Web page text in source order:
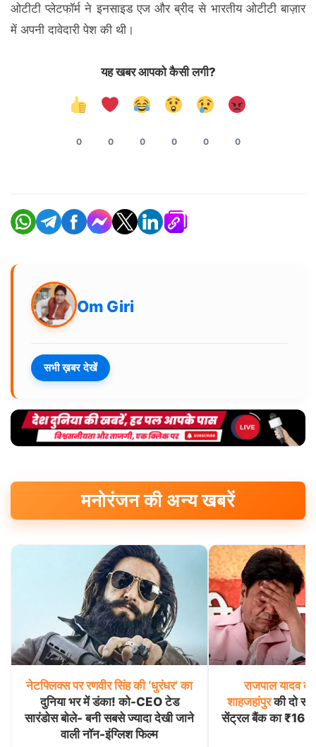
ओटीटी प्लेटफॉर्म ने इनसाइड एज और ब्रीद से भारतीय ओटीटी बाज़ार
में अपनी दावेदारी पेश की थी।
यह खबर आपको कैसी लगी?
0 0 0 0 0 0
Om Giri
सभी ख़बर देखें
मनोरंजन की अन्य खबरें
नेटफ्लिक्स पर रणवीर सिंह की ‘धुरंधर’ का
दुनिया भर में डंका! को-CEO टेड
सारंडोस बोले- बनी सबसे ज्यादा देखी जाने
वाली नॉन-इंग्लिश फिल्म
राजपाल यादव की
शाहजहांपुरकी दो
सेंट्रल बैंक का